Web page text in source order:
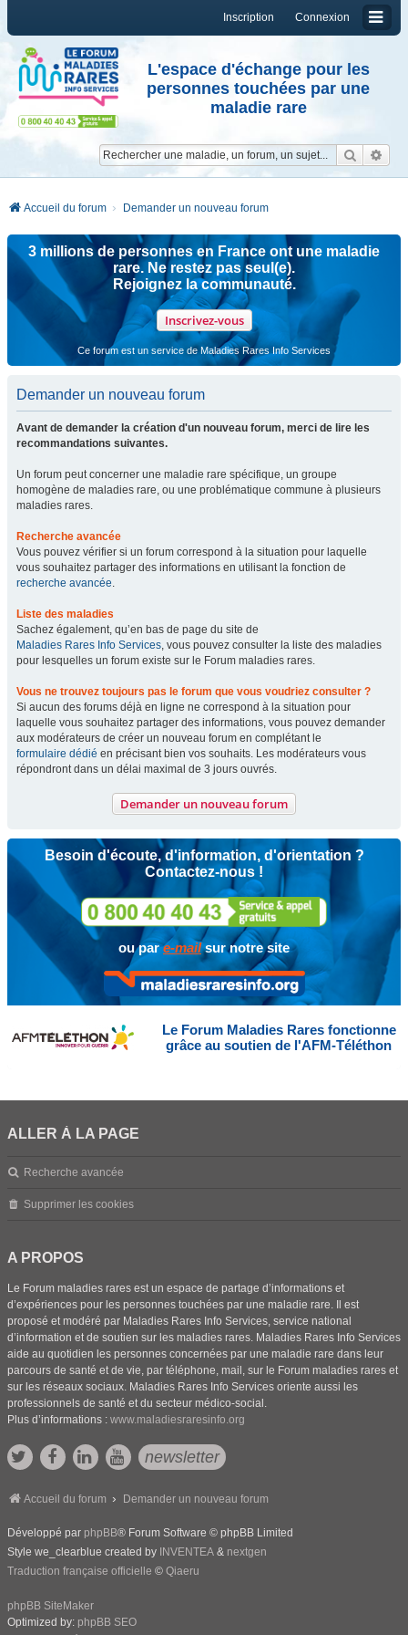
Connexion
Inscription
L'espace d'échange pour les
personnes touchées par une
maladie rare
Accueil du forum Demander un nouveau forum
3 millions de personnes en France ont une maladie
rare. Ne restez pas seul(e).
Rejoignez la communauté.
Inscrivez-vous
Ce forum est un service de Maladies Rares Info Services
Demander un nouveau forum
Avant de demander la création d'un nouveau forum, merci de lire les
recommandations suivantes.
Un forum peut concerner une maladie rare spécifique, un groupe
homogène de maladies rare, ou une problématique commune à plusieurs
maladies rares.
Recherche avancée
Vous pouvez vérifier si un forum correspond à la situation pour laquelle
vous souhaitez partager des informations en utilisant la fonction de
recherche avancée.
Liste des maladies
Sachez également, qu’en bas de page du site de
Maladies Rares Info Services, vous pouvez consulter la liste des maladies
pour lesquelles un forum existe sur le Forum maladies rares.
Vous ne trouvez toujours pas le forum que vous voudriez consulter ?
Si aucun des forums déjà en ligne ne correspond à la situation pour
laquelle vous souhaitez partager des informations, vous pouvez demander
aux modérateurs de créer un nouveau forum en complétant le
formulaire dédié en précisant bien vos souhaits. Les modérateurs vous
répondront dans un délai maximal de 3 jours ouvrés.
Demander un nouveau forum
Besoin d'écoute, d'information, d'orientation ?
Contactez-nous !
ou pare-mailsur notre site
Le Forum Maladies Rares fonctionne
grâce au soutien de l'AFM-Téléthon
ALLER À LA PAGE
Recherche avancée
Supprimer les cookies
A PROPOS
Le Forum maladies rares est un espace de partage d’informations et
d’expériences pour les personnes touchées par une maladie rare. Il est
proposé et modéré par Maladies Rares Info Services, service national
d’information et de soutien sur les maladies rares. Maladies Rares Info Services
aide au quotidien les personnes concernées par une maladie rare dans leur
parcours de santé et de vie, par téléphone, mail, sur le Forum maladies rares et
sur les réseaux sociaux. Maladies Rares Info Services oriente aussi les
professionnels de santé et du secteur médico-social.
Plus d’informations : www.maladiesraresinfo.org
newsletter
Accueil du forum Demander un nouveau forum
Développé par phpBB® Forum Software © phpBB Limited
Style we_clearblue created by INVENTEA & nextgen
Traduction française officielle © Qiaeru
phpBB SiteMaker
Optimized by: phpBB SEO